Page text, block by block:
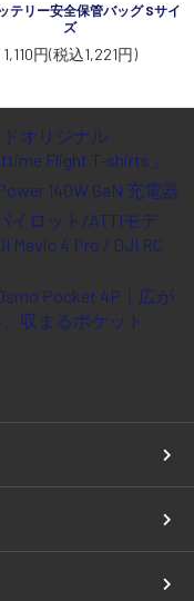
ト
テリー安全保管バッグ Sサイ
ズ
1,110円(税込1,221円)